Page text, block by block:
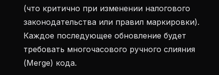
(что критично при изменении налогового
законодательства или правил маркировки).
Каждое последующее обновление будет
требовать многочасового ручного слияния
(Merge) кода.